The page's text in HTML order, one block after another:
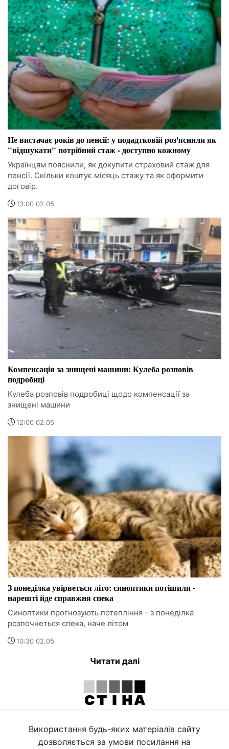
Не вистачає років до пенсії: у подадтковій роз'яснили як
"відшукати" потрібний стаж - доступно кожному
Українцям пояснили, як докупити страховий стаж для
пенсії. Скільки коштує місяць стажу та як оформити
договір.
13:00 02.05
Компенсація за знищені машини: Кулеба розповів
подробиці
Кулеба розповів подробиці щодо компенсації за
знищені машини
12:00 02.05
З понеділка увірветься літо: синоптики потішили -
нарешті йде справжня спека
Синоптики прогнозують потепління - з понеділка
розпочнеться спека, наче літом
10:30 02.05
Читати далі
Використання будь-яких матеріалів сайту
дозволяється за умови посилання на